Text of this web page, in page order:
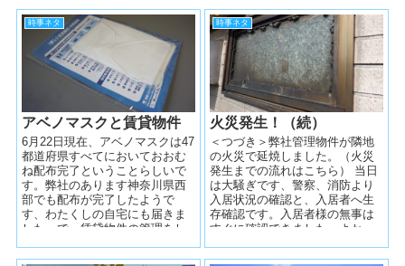
る業種から...
時事ネタ
アベノマスクと賃貸物件
6月22日現在、アベノマスクは47
都道府県すべてにおいておおむ
ね配布完了ということらしいで
す。弊社のあります神奈川県西
部でも配布が完了したようで
す、わたくしの自宅にも届きま
した。で、賃貸物件の管理をし
の入居者様...
時事ネタ
火災発生！（続）
＜つづき＞弊社管理物件が隣地
の火災で延焼しました。（火災
発生までの流れはこちら） 当日
は大騒ぎです、警察、消防より
入居状況の確認と、入居者へ生
存確認です。入居者様の無事は
すぐに確認できました、よかっ
の火災が一番...